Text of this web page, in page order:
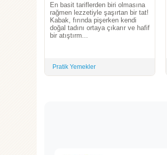
En basit tariflerden biri olmasına
rağmen lezzetiyle şaşırtan bir tat!
Kabak, fırında pişerken kendi
doğal tadını ortaya çıkarır ve hafif
bir atıştırm...
Pratik Yemekler